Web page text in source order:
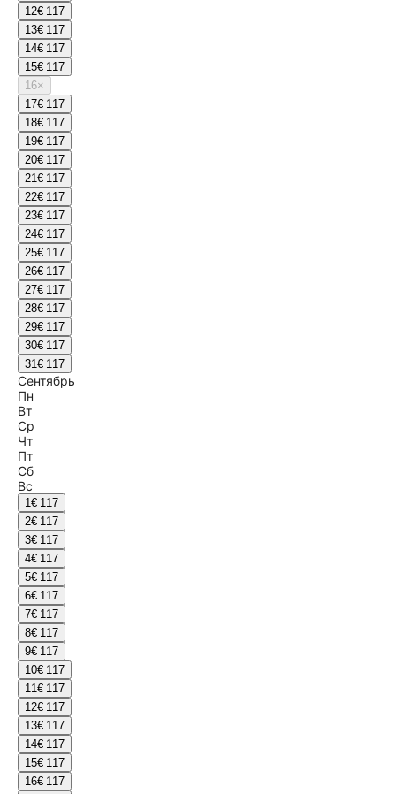
12€ 117
13€ 117
14€ 117
15€ 117
16×
17€ 117
18€ 117
19€ 117
20€ 117
21€ 117
22€ 117
23€ 117
24€ 117
25€ 117
26€ 117
27€ 117
28€ 117
29€ 117
30€ 117
31€ 117
Сентябрь
Пн
Вт
Ср
Чт
Пт
Сб
Вс
1€ 117
2€ 117
3€ 117
4€ 117
5€ 117
6€ 117
7€ 117
8€ 117
9€ 117
10€ 117
11€ 117
12€ 117
13€ 117
14€ 117
15€ 117
16€ 117